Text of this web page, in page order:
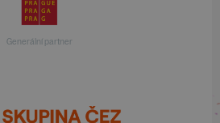
Generální partner